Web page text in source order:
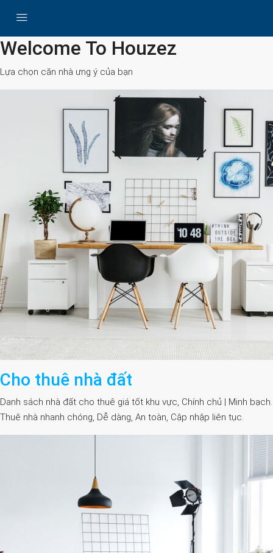
Search
Welcome To Houzez
Lựa chọn căn nhà ưng ý của bạn
Cho thuê nhà đất
Danh sách nhà đất cho thuê giá tốt khu vực, Chính chủ | Minh bạch.
Thuê nhà nhanh chóng, Dễ dàng, An toàn, Cập nhập liên tục.